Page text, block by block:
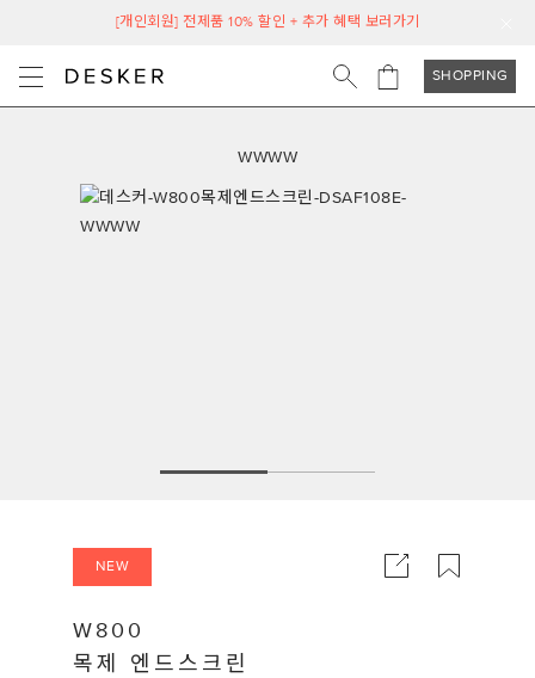
[개인회원] 전제품 10% 할인 + 추가 혜택 보러가기
SHOPPING
WWWW
W800
목제 엔드스크린
NEW